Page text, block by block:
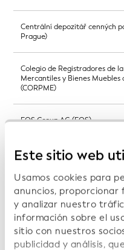
Este sitio web
Usamos cookies para
anuncios, proporcionar
y analizar nuestro
información sobre el
sitio con nuestros
publicidad y análisis,
Centrální depozitář cenných
Prague)
Colegio de Registradores de
Mercantiles y Bienes Muebles
(CORPME)
EQS Group AG (EQS)
GS1 AISBL (GS1)
Herausgebergemeinschaft
MITTEILUNGEN Keppler,
Co.KG (WM Datenservice)
InfoCamere SCpA, Societa'
Informatica delle Camere di